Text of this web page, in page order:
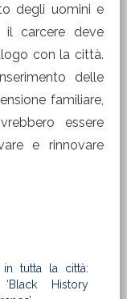
degli uomini e
il carcere deve
con la città.
delle
familiare,
essere
e rinnovare
in tutta la città:
History